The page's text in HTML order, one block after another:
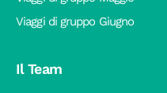
Viaggi di gruppo Giugno
Il Team